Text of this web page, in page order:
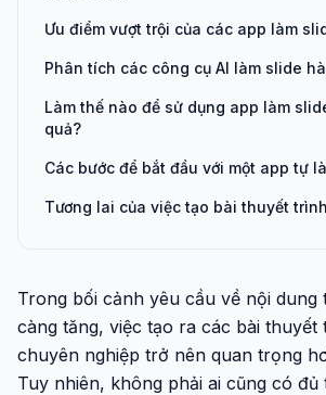
Ưu điểm vượt trội của các app làm
Phân tích các công cụ AI làm slide
Làm thế nào để sử dụng app làm
quả?
Các bước để bắt đầu với một app tự
Tương lai của việc tạo bài thuyết trình
Trong bối cảnh yêu cầu về nội dung
càng tăng, việc tạo ra các bài
chuyên nghiệp trở nên quan trọng
Tuy nhiên, không phải ai cũng có đủ